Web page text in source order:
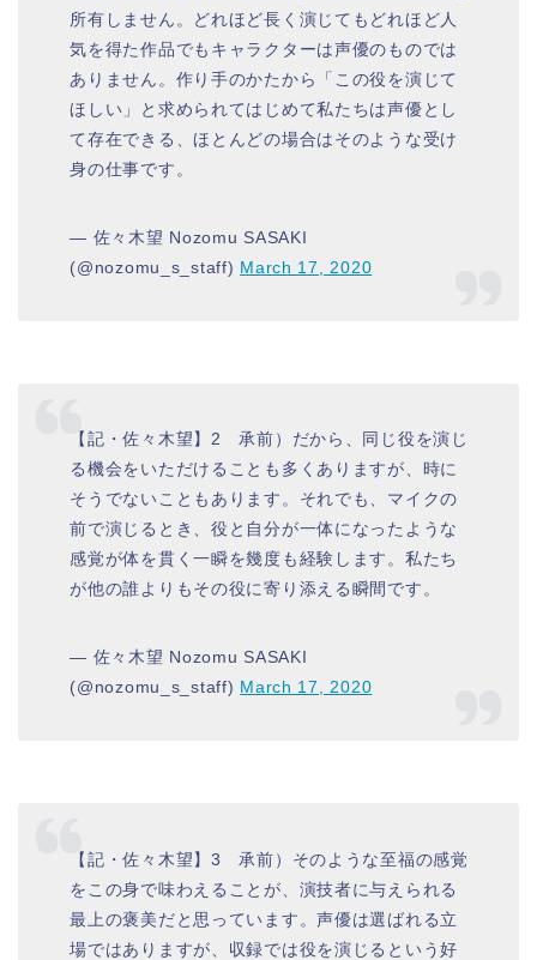
所有しません。どれほど長く演じてもどれほど人
気を得た作品でもキャラクターは声優のものでは
ありません。作り手のかたから「この役を演じて
ほしい」と求められてはじめて私たちは声優とし
て存在できる、ほとんどの場合はそのような受け
身の仕事です。
— 佐々木望 Nozomu SASAKI
(@nozomu_s_staff) March 17, 2020
【記・佐々木望】2 承前）だから、同じ役を演じ
る機会をいただけることも多くありますが、時に
そうでないこともあります。それでも、マイクの
前で演じるとき、役と自分が一体になったような
感覚が体を貫く一瞬を幾度も経験します。私たち
が他の誰よりもその役に寄り添える瞬間です。
— 佐々木望 Nozomu SASAKI
(@nozomu_s_staff) March 17, 2020
【記・佐々木望】3 承前）そのような至福の感覚
をこの身で味わえることが、演技者に与えられる
最上の褒美だと思っています。声優は選ばれる立
場ではありますが、収録では役を演じるという好